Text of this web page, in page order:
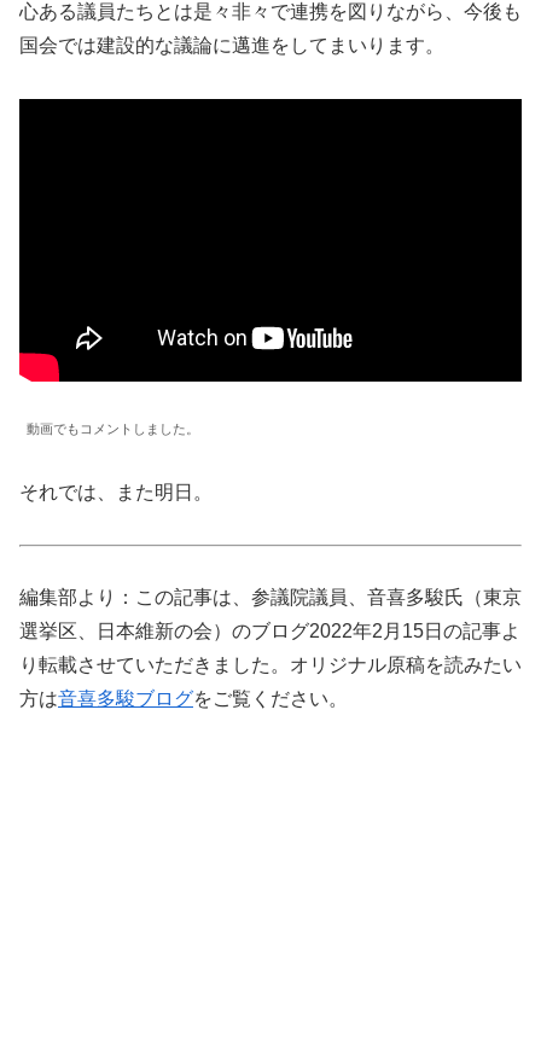
心ある議員たちとは是々非々で連携を図りながら、今後も
国会では建設的な議論に邁進をしてまいります。
動画でもコメントしました。
それでは、また明日。
編集部より：この記事は、参議院議員、音喜多駿氏（東京
選挙区、日本維新の会）のブログ2022年2月15日の記事よ
り転載させていただきました。オリジナル原稿を読みたい
方は音喜多駿ブログをご覧ください。